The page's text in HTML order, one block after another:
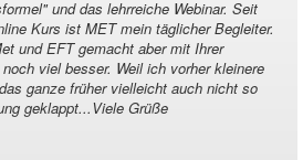
und das lehrreiche Webinar. Seit
Kurs ist MET mein täglicher Begleiter.
und EFT gemacht aber mit Ihrer
viel besser. Weil ich vorher kleinere
ganze früher vielleicht auch nicht so
geklappt...Viele Grüße